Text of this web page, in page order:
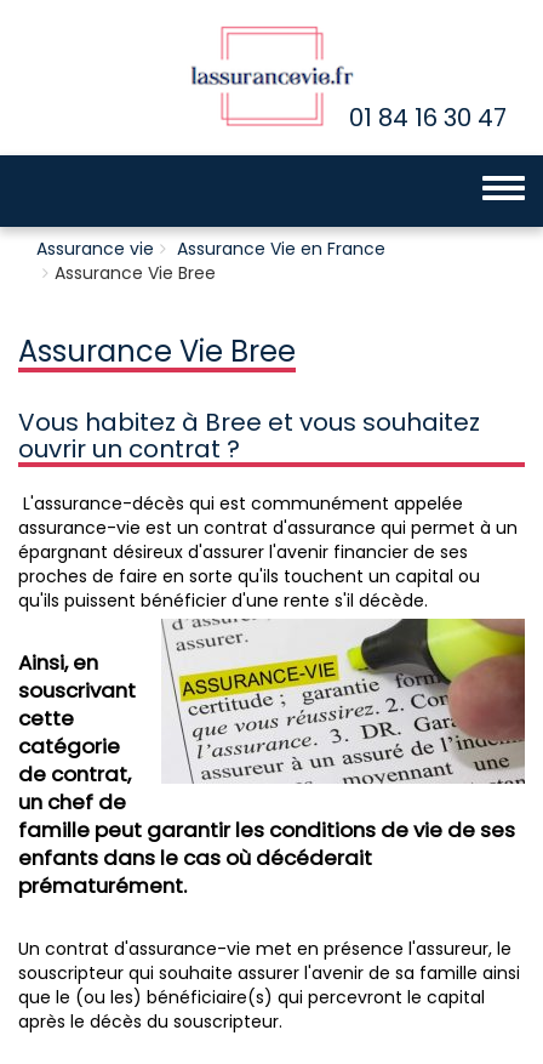
01 84 16 30 47
Toggle
Assurance vie
Assurance Vie en France
Assurance Vie Bree
Assurance Vie Bree
Vous habitez à Bree et vous souhaitez
ouvrir un contrat ?
L'assurance-décès qui est communément appelée
assurance-vie est un contrat d'assurance qui permet à un
épargnant désireux d'assurer l'avenir financier de ses
proches de faire en sorte qu'ils touchent un capital ou
qu'ils puissent bénéficier d'une rente s'il décède.
Ainsi, en
souscrivant
cette
catégorie
de contrat,
un chef de
famille peut garantir les conditions de vie de ses
enfants dans le cas où décéderait
prématurément.
Un contrat d'assurance-vie met en présence l'assureur, le
souscripteur qui souhaite assurer l'avenir de sa famille ainsi
que le (ou les) bénéficiaire(s) qui percevront le capital
après le décès du souscripteur.